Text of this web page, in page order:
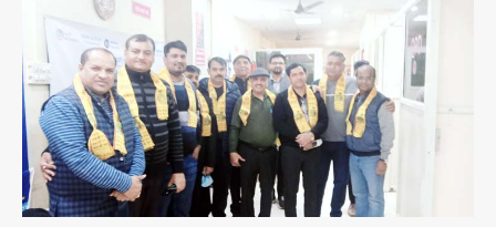
2
एंटी-बर्गलरी सेल की बड़ी कामयाबी, चोरी के
माल की खरीद-फरोख्त करने वाले गिरोह का
भंडाफोड़
Team JHJ
सरकारी भर्ती परीक्षाओं में नकल कराने वाले